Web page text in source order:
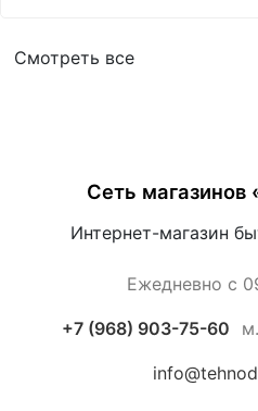
Смотреть все
Сеть магазинов
Интернет-магазин
Ежедневно с
+7 (968) 903-75-60